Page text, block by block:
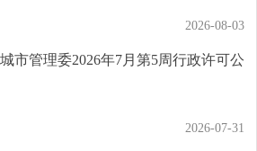
2026-08-03
市管理委2026年7月第5周行政许可公
2026-07-31